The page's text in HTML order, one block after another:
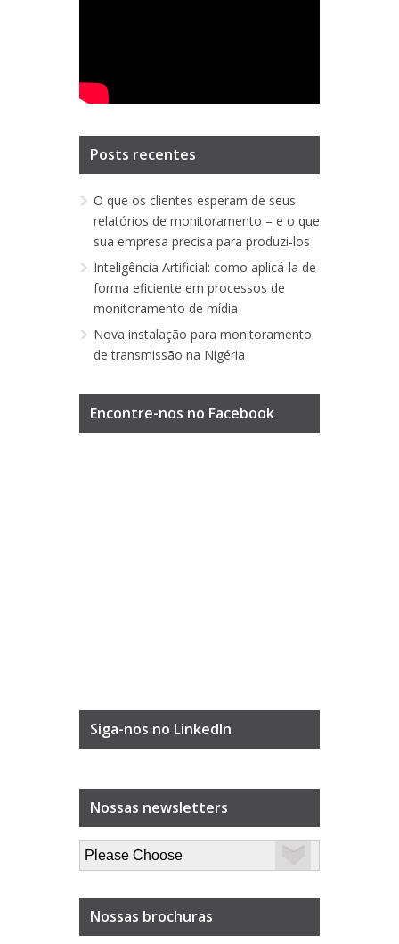
Posts recentes
O que os clientes esperam de seus
relatórios de monitoramento – e o que
sua empresa precisa para produzi-los
Inteligência Artificial: como aplicá-la de
forma eficiente em processos de
monitoramento de mídia
Nova instalação para monitoramento
de transmissão na Nigéria
Encontre-nos no Facebook
Siga-nos no LinkedIn
Nossas newsletters
Nossas brochuras